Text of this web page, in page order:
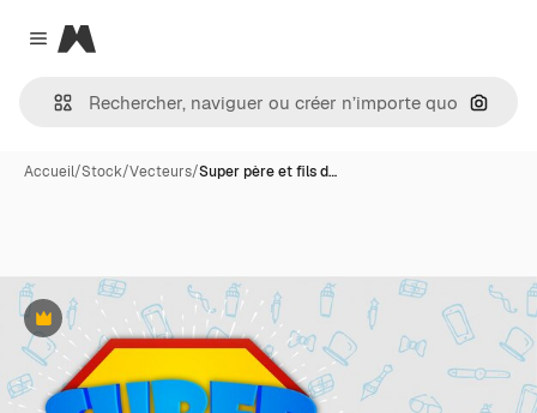
Close menu
Magnific
Accueil/Stock/Vecteurs/Super père et fils d…
Premium